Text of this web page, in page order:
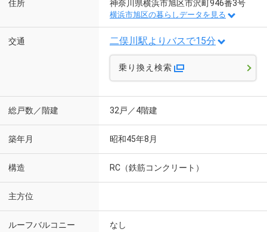
住所 神奈川県横浜市旭区市沢町946番3号
横浜市旭区の暮らしデータを見る
交通 二俣川駅よりバスで15分
乗り換え検索
総戸数／階建 32戸／4階建
築年月 昭和45年8月
構造 RC（鉄筋コンクリート）
主方位
ルーフバルコニー なし